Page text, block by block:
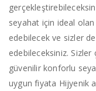
seyahat için ideal
edebilecek ve sizler
edebileceksiniz. Sizler
güvenilir konforlu
uygun fiyata Hijyenik